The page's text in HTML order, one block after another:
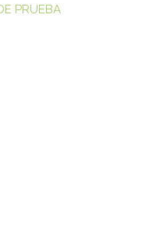
PRUEBA